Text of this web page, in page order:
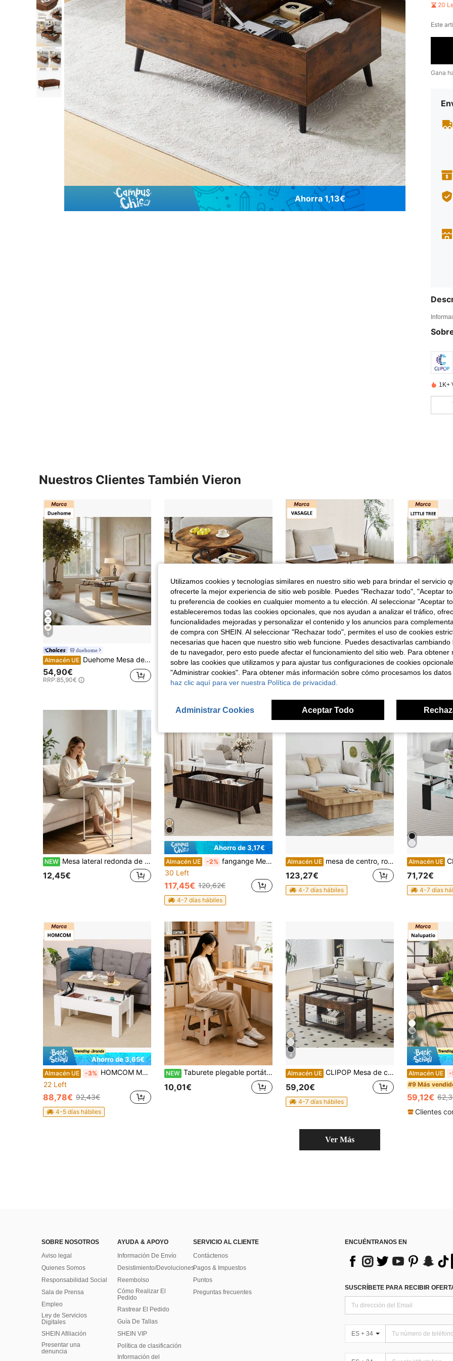
Ahorra 1,13€
20
Este
Gana
1K+
Nuestros Clientes También Vieron
5
duehome
Almacén UE Duehome Mesa de centro elevable Norak
54,90€
RRP:85,90€
Almacén UE -43% Yitahome Mesa de centro redonda con tablero abatible y compartimento de almacenamiento oculto, dimensiones 60 x 60 x 47 cm.
#1 Más vendidos en Marrón Muebles de sala de estar
31,47€ 55,68€
SONGMICS HOME ES 2
Almacén UE VASAGLE Mesa de Centro Elevable, Mesa de Salón, con Cajones de Almacenamiento, Compartimentos Ocultos y Estante Abierto, 50 x 100 cm, Marrón Rústico y Negro Tinta
97,97€
Est 3 días lab.
Almacén UE -
#8 Más
76,03€
NEW Mesa lateral redonda de hierro plegable con bandeja de disco en la parte superior, fácil de montar y desmontar, simple y versátil, práctica para almacenamiento en el hogar y para sostener bebidas.
12,45€
Ahorro de 3,17€
Almacén UE -2% fangange Mesa de centro moderna con tapa elevable y espacio de almacenamiento, mesa de centro clásica para el salón, tablero con efecto mármol y acabado en madera de roble claro, mesa de centro regulable en altura, 105 x 53 x 42 cm
30 Left
117,45€ 120,62€
4-7 días hábiles
Almacén UE mesa de centro, roble artesano, tablero de madera, 90 x 90 x 28 cm, con construcción robusta, con superficie lisa, con estante inferior, para el salón
123,27€
4-7 días hábiles
Almacén UE CLIPOP
71,72€
4-7 días
Ahorro de 3,65€
Almacén UE -3% HOMCOM Mesas de centro
22 Left
88,78€ 92,43€
4-5 días hábiles
NEW Taburete plegable portátil, fácil de abrir y cerrar, ahorra espacio para almacenamiento; diseño reforzado con gran capacidad de carga, equipado con un orificio para agarre, adecuado para múltiples escenarios en el hogar y al aire libre.
10,01€
4
Almacén UE CLIPOP Mesa de centro elevable, escritorio de madera para portátil con compartimento de almacenamiento, mesa auxiliar para salón y sofá con compartimento oculto.
59,20€
4-7 días hábiles
4
Almacén UE -
#9 Más
59,12€
Ver Más
SOBRE NOSOTROS
Aviso legal
Quienes Somos
Responsabilidad Social
Sala de Prensa
Empleo
Ley de Servicios
Digitales
SHEIN Afiliación
Presentar una
denuncia
AYUDA & APOYO
Información De Envío
Desistimiento/Devoluciones
Reembolso
Cómo Realizar El
Pedido
Rastrear El Pedido
Guía De Tallas
SHEIN VIP
Política de clasificación
​Información del
SERVICIO AL CLIENTE
Contáctenos
Pagos & Impuestos
Puntos
Preguntas frecuentes
ENCUÉNTRANOS EN
SUSCRÍBETE PARA RECIBIR
ES + 34
Utilizamos cookies y tecnologías similares en nuestro sitio web para brindar el servicio
ofrecerte la mejor experiencia de sitio web posible. Puedes "Rechazar todo", "Aceptar
tu preferencia de cookies en cualquier momento a tu elección. Al seleccionar "Aceptar
estableceremos todas las cookies opcionales, que nos ayudan a analizar el tráfico,
funcionalidades mejoradas y personalizar el contenido y los anuncios para
de compra con SHEIN. Al seleccionar "Rechazar todo", permites el uso de cookies
necesarias que hacen que nuestro sitio web funcione. Puedes desactivarlas cambiando
de tu navegador, pero esto puede afectar el funcionamiento del sitio web. Para obtener
sobre las cookies que utilizamos y para ajustar tus configuraciones de cookies
"Administrar cookies". Para obtener más información sobre cómo procesamos los datos
haz clic aquí para ver nuestra Política de privacidad.
Administrar Cookies Aceptar Todo